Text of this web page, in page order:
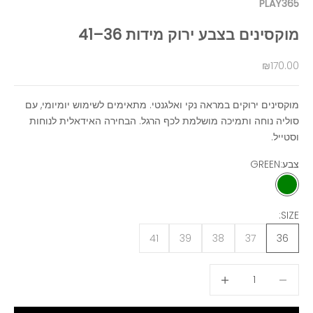
PLAY365
מוקסינים בצבע ירוק מידות 36–41
מחיר מבצע
₪170.00
מוקסינים ירוקים במראה נקי ואלגנטי. מתאימים לשימוש יומיומי, עם
סוליה נוחה ותמיכה מושלמת לכף הרגל. הבחירה האידאלית לנוחות
וסטייל.
צבע:GREEN
GREEN
SIZE:
36
37
38
39
41